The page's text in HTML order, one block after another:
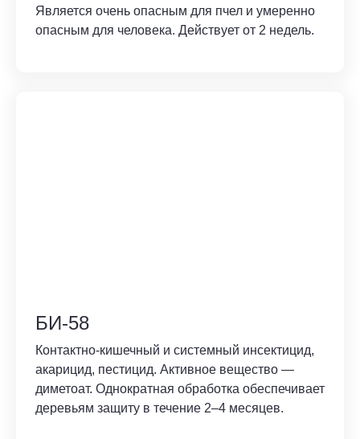
Является очень опасным для пчел и умеренно
опасным для человека. Действует от 2 недель.
БИ-58
Контактно-кишечный и системный инсектицид,
акарицид, пестицид. Активное вещество —
диметоат. Однократная обработка обеспечивает
деревьям защиту в течение 2–4 месяцев.